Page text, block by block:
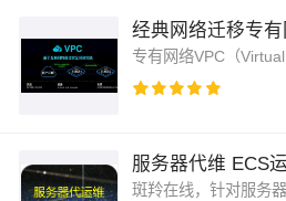
经典网络迁移专
服务器代维 ECS